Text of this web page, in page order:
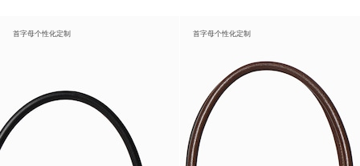
首字母个性化定制 首字母个性化定制